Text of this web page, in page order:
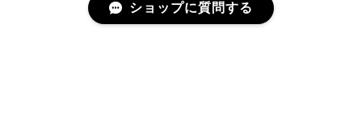
ショップに質問する